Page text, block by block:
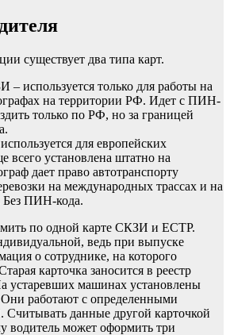
существует два типа карт.
используется только для работы на
на территории РФ. Идет с ПИН-
только по РФ, но за границей
для европейских
всего установлена штатно на
дает право автотранспорту
на международных трассах и на
Без ПИН-кода.
по одной карте СКЗИ и ЕСТР.
ведь при выпуске
о сотруднике, на которого
карточка заносится в реестр
устаревших машинах установлены
работают с определенными
данные другой карточкой
водитель может оформить три